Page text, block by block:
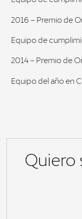
2016 – Premio de
Equipo de
2014 – Premio de
Equipo del año en
Quiero